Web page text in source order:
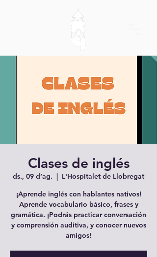
Clases de inglés
ds., 09 d’ag.
  |
L'Hospitalet de Llobregat
¡Aprende inglés con hablantes nativos!
Aprende vocabulario básico, frases y
gramática. ¡Podrás practicar conversación
y comprensión auditiva, y conocer nuevos
amigos!